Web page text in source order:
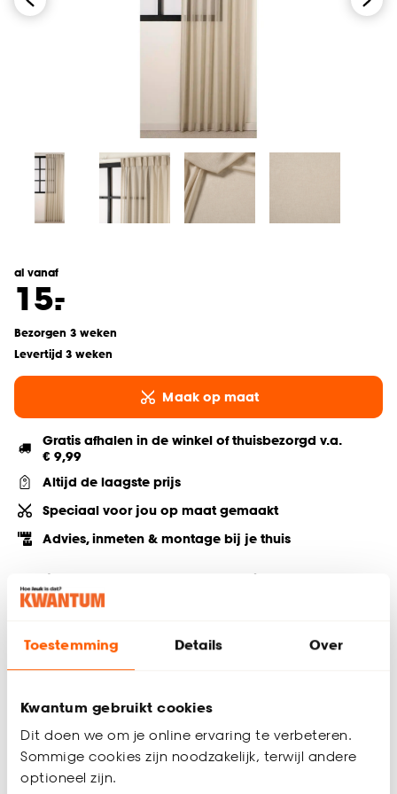
Toestemming Details Over
Kwantum gebruikt cookies
Dit doen we om je online ervaring te verbeteren.
Sommige cookies zijn noodzakelijk, terwijl andere
optioneel zijn.
al vanaf
15.
-
Bezorgen 3 weken
Levertijd 3 weken
Maak op maat
Gratis afhalen in de winkel of thuisbezorgd v.a.
€ 9,99
Altijd de laagste prijs
Speciaal voor jou op maat gemaakt
Advies, inmeten & montage bij je thuis
Deel jouw product & volg ons op social
Productomschrijving
100% polyester
Keurmerk Oekotex
Vitrage Sien Zand is een elegante, transparante stof die elk
interieur voorziet van een frisse en lichte uitstraling. De stof is